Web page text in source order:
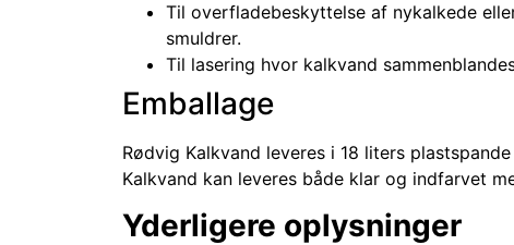
Til overfladebeskyttelse af nykalkede
smuldrer.
Til lasering hvor kalkvand
Emballage
Rødvig Kalkvand leveres i 18 liters
Kalkvand kan leveres både klar og indfarvet
Yderligere oplysninger